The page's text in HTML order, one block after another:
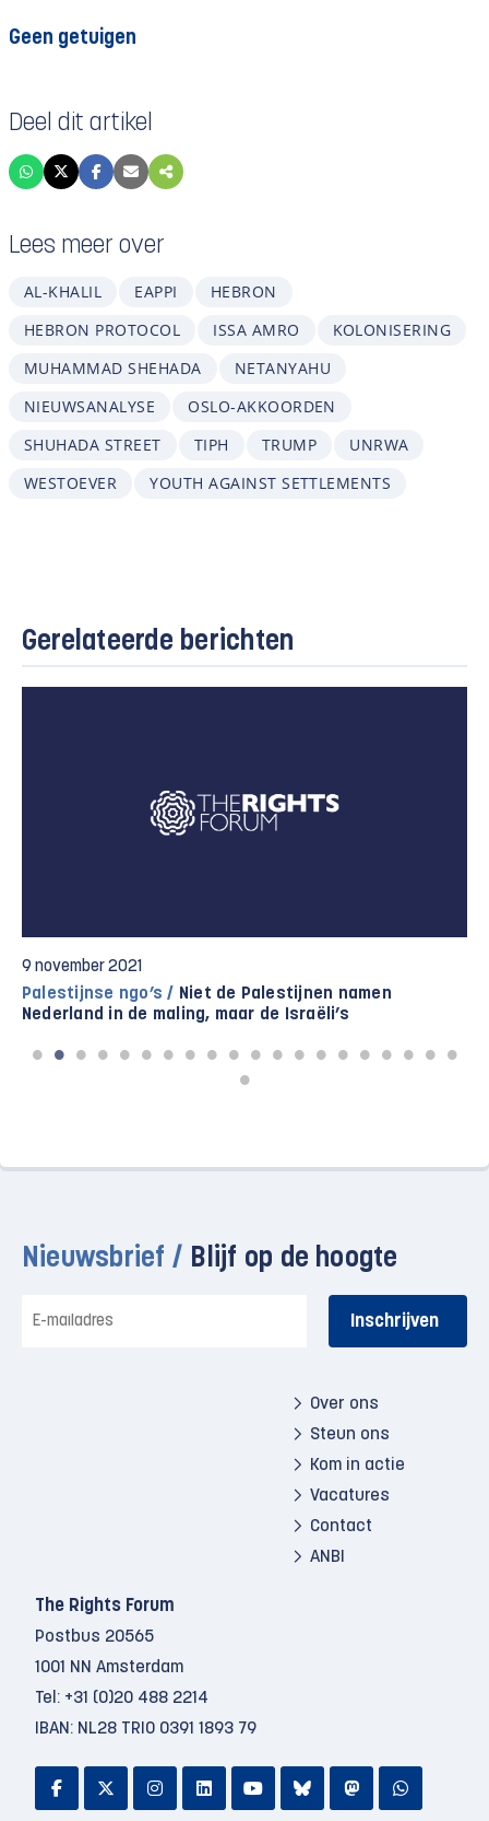
Geen getuigen
Deel dit artikel
Lees meer over
AL-KHALIL EAPPI
HEBRON
HEBRON PROTOCOL
ISSA AMRO
KOLONISERING
MUHAMMAD SHEHADA
NETANYAHU
NIEUWSANALYSE
OSLO-AKKOORDEN
SHUHADA STREET
TIPH TRUMP
UNRWA
WESTOEVER
YOUTH AGAINST SETTLEMENTS
Gerelateerde berichten
3 november 2021
Oproep /Nederland moet stelling nemen tegen aanval
op Palestijnse ngo’s
Nieuwsbrief / Blijf op de hoogte
mailadres
Over ons
Steun ons
Kom in actie
Vacatures
Contact
ANBI
The Rights Forum
Postbus 20565
1001 NN Amsterdam
Tel: +31 (0)20 488 2214
IBAN: NL28 TRIO 0391 1893 79